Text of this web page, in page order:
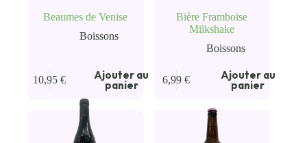
Beaumes de Venise
Boissons
10,95€ Ajouter au
panier
Bière Framboise
Milkshake
Boissons
6,99€ Ajouter au
panier